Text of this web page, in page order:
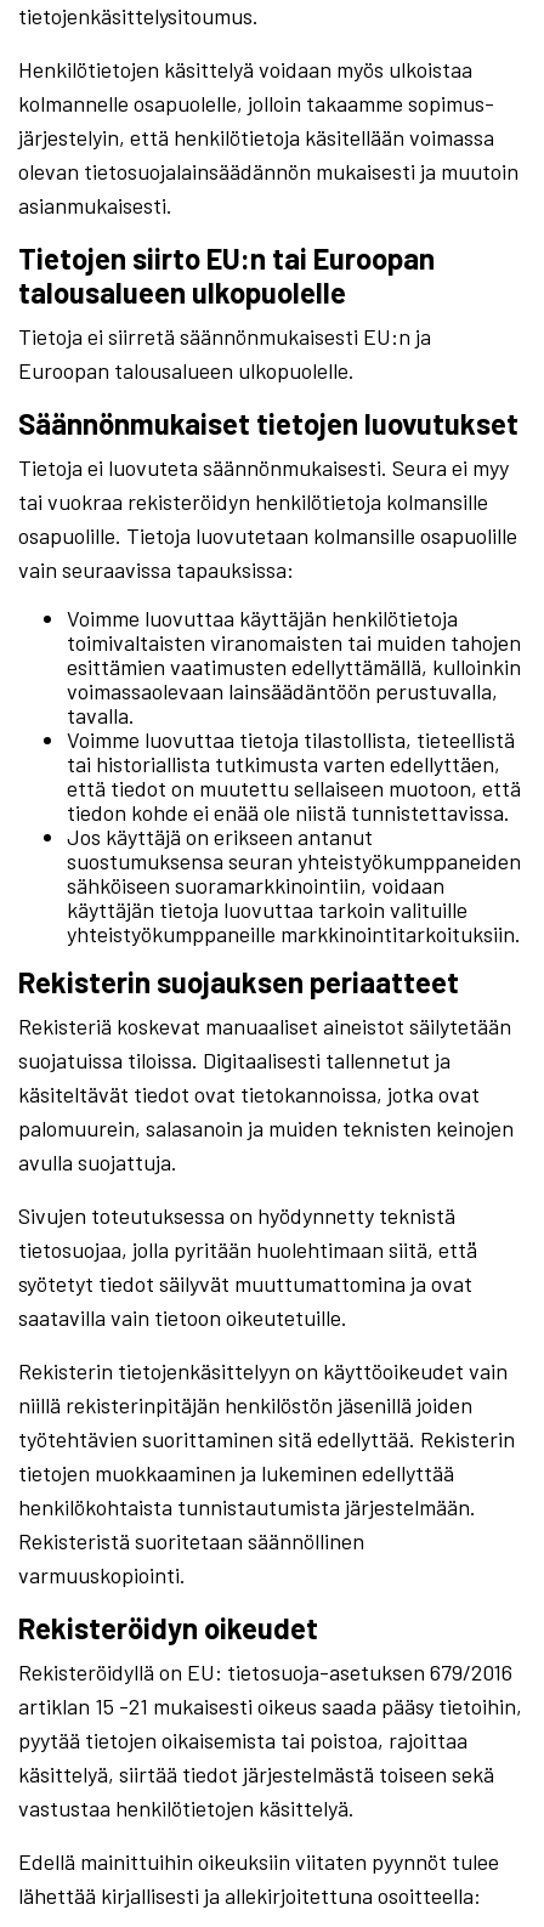
tietojenkäsittelysitoumus.
Henkilötietojen käsittelyä voidaan myös ulkoistaa
kolmannelle osapuolelle, jolloin takaamme sopimus-
järjestelyin, että henkilötietoja käsitellään voimassa
olevan tietosuojalainsäädännön mukaisesti ja muutoin
asianmukaisesti.
Tietojen siirto EU:n tai Euroopan
talousalueen ulkopuolelle
Tietoja ei siirretä säännönmukaisesti EU:n ja
Euroopan talousalueen ulkopuolelle.
Säännönmukaiset tietojen luovutukset
Tietoja ei luovuteta säännönmukaisesti. Seura ei myy
tai vuokraa rekisteröidyn henkilötietoja kolmansille
osapuolille. Tietoja luovutetaan kolmansille osapuolille
vain seuraavissa tapauksissa:
Voimme luovuttaa käyttäjän henkilötietoja
toimivaltaisten viranomaisten tai muiden tahojen
esittämien vaatimusten edellyttämällä, kulloinkin
voimassaolevaan lainsäädäntöön perustuvalla,
tavalla.
Voimme luovuttaa tietoja tilastollista, tieteellistä
tai historiallista tutkimusta varten edellyttäen,
että tiedot on muutettu sellaiseen muotoon, että
tiedon kohde ei enää ole niistä tunnistettavissa.
Jos käyttäjä on erikseen antanut
suostumuksensa seuran yhteistyökumppaneiden
sähköiseen suoramarkkinointiin, voidaan
käyttäjän tietoja luovuttaa tarkoin valituille
yhteistyökumppaneille markkinointitarkoituksiin.
Rekisterin suojauksen periaatteet
Rekisteriä koskevat manuaaliset aineistot säilytetään
suojatuissa tiloissa. Digitaalisesti tallennetut ja
käsiteltävät tiedot ovat tietokannoissa, jotka ovat
palomuurein, salasanoin ja muiden teknisten keinojen
avulla suojattuja.
Sivujen toteutuksessa on hyödynnetty teknistä
tietosuojaa, jolla pyritään huolehtimaan siitä, että̈
syötetyt tiedot säilyvät muuttumattomina ja ovat
saatavilla vain tietoon oikeutetuille.
Rekisterin tietojenkäsittelyyn on käyttöoikeudet vain
niillä rekisterinpitäjän henkilöstön jäsenillä joiden
työtehtävien suorittaminen sitä edellyttää. Rekisterin
tietojen muokkaaminen ja lukeminen edellyttää
henkilökohtaista tunnistautumista järjestelmään.
Rekisteristä suoritetaan säännöllinen
varmuuskopiointi.
Rekisteröidyn oikeudet
Rekisteröidyllä on EU: tietosuoja-asetuksen 679/2016
artiklan 15 -21 mukaisesti oikeus saada pääsy tietoihin,
pyytää tietojen oikaisemista tai poistoa, rajoittaa
käsittelyä, siirtää tiedot järjestelmästä toiseen sekä
vastustaa henkilötietojen käsittelyä.
Edellä mainittuihin oikeuksiin viitaten pyynnöt tulee
lähettää kirjallisesti ja allekirjoitettuna osoitteella: